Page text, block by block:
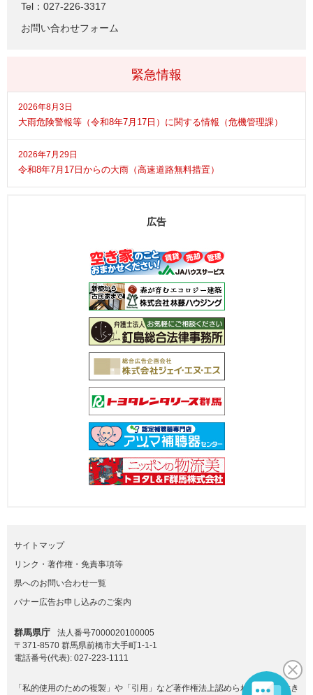
Tel：027-226-3317
お問い合わせフォーム
緊急情報
2026年8月3日
大雨危険警報等（令和8年7月17日）に関する情報（危機管理課）
2026年7月29日
令和8年7月17日からの大雨（高速道路無料措置）
広告
サイトマップ
リンク・著作権・免責事項等
県へのお問い合わせ一覧
バナー広告お申し込みのご案内
群馬県庁
法人番号7000020100005
〒371-8570 群馬県前橋市大手町1-1-1
電話番号(代表): 027-223-1111
「私的使用のための複製」や「引用」など著作権法上認められた場合を除き